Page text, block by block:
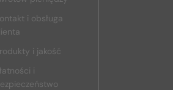
i obsługa
i jakość
i